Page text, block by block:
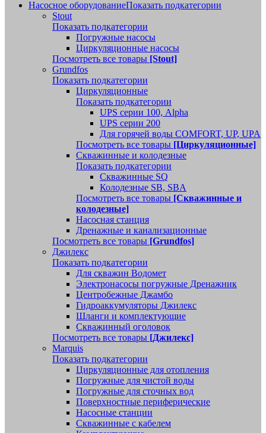
Насосное оборудованиеПоказать подкатегории
Stout
Показать подкатегории
Погружные насосы
Циркуляционные насосы
Посмотреть все товары [Stout]
Grundfos
Показать подкатегории
Циркуляционные
Показать подкатегории
UPS серии 100, Alpha
UPS серии 200
Для горячей воды COMFORT, UP, UPA
Посмотреть все товары [Циркуляционные]
Скважинные и колодезные
Показать подкатегории
Скважинные SQ
Колодезные SB, SBA
Посмотреть все товары [Скважинные и
колодезные]
Насосная станция
Дренажные и канализационные
Посмотреть все товары [Grundfos]
Джилекс
Показать подкатегории
Для скважин Водомет
Электронасосы погружные Дренажник
Центробежные Джамбо
Гидроаккумуляторы Джилекс
Шланги и комплектующие
Скважинный оголовок
Посмотреть все товары [Джилекс]
Marquis
Показать подкатегории
Циркуляционные для отопления
Погружные для чистой воды
Погружные для сточных вод
Поверхностные периферические
Насосные станции
Скважинные с кабелем